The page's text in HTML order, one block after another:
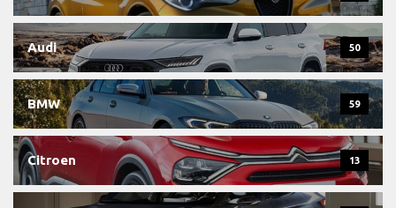
Audi 50
BMW 59
Citroen 13